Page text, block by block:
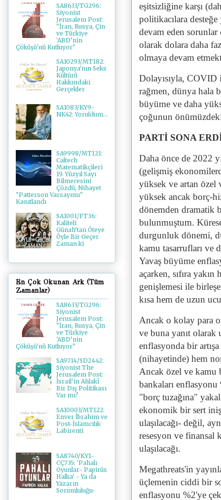
eşitsizliğine karşı
politikacılara
devam eden
olarak dolara daha
olmaya devam
Dolayısıyla, COVID
rağmen, dünya hala
büyüme ve daha
çoğunun
PARTİ SONA
Daha önce de 2022
(gelişmiş
yüksek ve artan özel
yüksek ancak borç-
dönemden dramatik
bulunmuştum.
durgunluk dönemi,
kamu tasarrufları ve
Yavaş büyüme
açarken, sıfıra
genişlemesi ile
kısa hem de uzun
Ancak o kolay para
ve buna yanıt
enflasyonda bir
(nihayetinde) hem
Ancak özel ve kamu
bankaları
"borç tuzağına"
ekonomik bir sert
ulaşılacağı- değil,
resesyon ve finansal
ulaşılacağı.
Megathreats'in
üçlemenin ciddi bir
enflasyonu %2'ye
SA8633/TG296:
Siyonist
Jerusalem Post:
"İran, Rusya, Çin
ve Türkiye
'ABD’nin
Çöküşü'nü Kutluyor"
SA10293/MT182:
Japonya'nın Seks
Kültürü
Hakkındaki
Gerçekler
SA1083/KY9-
NK42: Yoruldum...
SA9998/MT121:
Caltech
Matematikçileri
19. Yüzyıl Sayı
Bilmecesini
Çözdü; Nihayet
"Patterson Varsayımı"
Kanıtlandı
SA1001/FT36:
Kaliteli
Günah’tan Öteye
Öyle Bir Geçer
Zaman ki
En Çok Okunan Ark (Tüm
Zamanlar)
SA8633/TG296:
Siyonist
Jerusalem Post:
"İran, Rusya, Çin
ve Türkiye
'ABD’nin
Çöküşü'nü Kutluyor"
SA9714/SD2442:
Siyonist The
Jerusalem Post:
İsrail'in Ahlakî
Bir Dış Politikası
Var mı?
SA10003/MT122:
Enver İbrahim ve
Post-İslamcılık
Labirenti
SA8740/KY1-
CÇ735: 'Pahalı
Oyunlar- Papirüs
Halka' - Ya da
Yazarın
Sorumluluğu-